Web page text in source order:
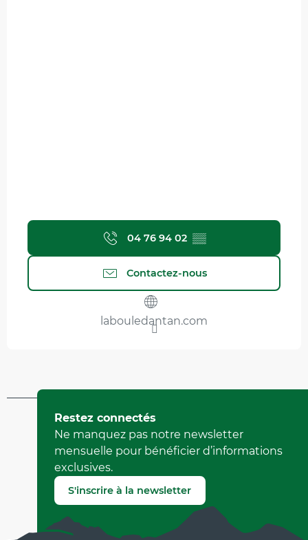
04 76 94 02 ▒▒
Contactez-nous
labouledantan.com
Mis à jour le 12 juillet 2023 à 17:35
par Office Municipal de Tourisme de Villard-de-Lans
(Identifiant de l'offre : 92459)
Signaler une erreur
Restez connectés
Ne manquez pas notre newsletter
mensuelle pour bénéficier d’informations
exclusives.
S'inscrire à la newsletter